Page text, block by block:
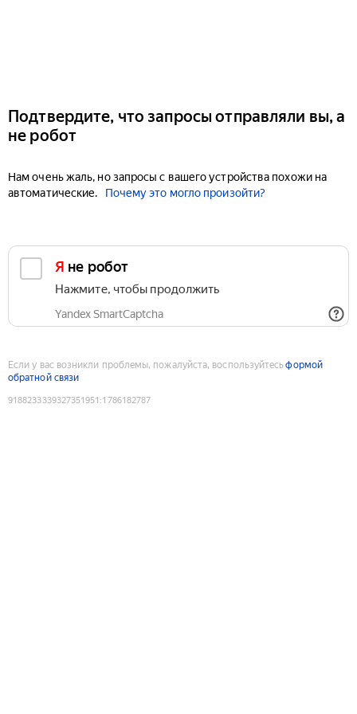
Подтвердите, что запросы отправляли вы, а
не робот
Нам очень жаль, но запросы с вашего устройства похожи на
автоматические.
Почему это могло произойти?
Я не робот
Нажмите, чтобы продолжить
Yandex SmartCaptcha
Если у вас возникли проблемы, пожалуйста, воспользуйтесьформой
обратной связи
9188233339327351951 :1786182787